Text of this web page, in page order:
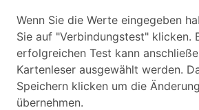
Wenn Sie die Werte eingegeben
Sie auf "Verbindungstest" klicken.
erfolgreichen Test kann
Kartenleser ausgewählt werden.
Speichern klicken um die
übernehmen.